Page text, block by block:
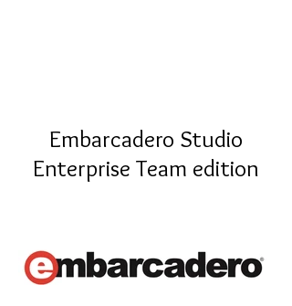
Embarcadero Studio
Enterprise Team edition